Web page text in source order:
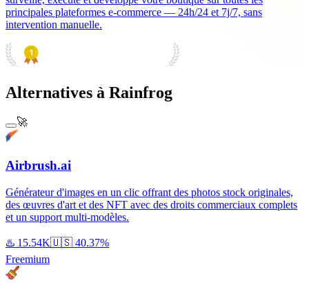
principales plateformes e-commerce — 24h/24 et 7j/7, sans
intervention manuelle.
Alternatives à Rainfrog
🚀
Airbrush.ai
Générateur d'images en un clic offrant des photos stock originales,
des œuvres d'art et des NFT avec des droits commerciaux complets
et un support multi-modèles.
♨️ 15.54K🇺🇸 40.37%
Freemium